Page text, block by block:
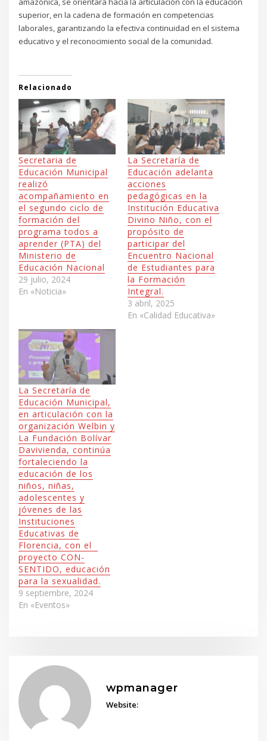
superior, en la cadena de formación en competencias
laborales, garantizando la efectiva continuidad en el sistema
educativo y el reconocimiento social de la comunidad.
Relacionado
Secretaria de
Educación Municipal
realizó
acompañamiento en
el segundo ciclo de
formación del
programa todos a
aprender (PTA) del
Ministerio de
Educación Nacional
29 julio, 2024
En «Noticia»
La Secretaría de
Educación adelanta
acciones
pedagógicas en la
Institución Educativa
Divino Niño, con el
propósito de
participar del
Encuentro Nacional
de Estudiantes para
la Formación
Integral.
3 abril, 2025
En «Calidad Educativa»
La Secretaría de
Educación Municipal,
en articulación con la
organización Welbin y
La Fundación Bolívar
Davivienda, continúa
fortaleciendo la
educación de los
niños, niñas,
adolescentes y
jóvenes de las
Instituciones
Educativas de
Florencia, con el
proyecto CON-
SENTIDO, educación
para la sexualidad.
9 septiembre, 2024
En «Eventos»
wpmanager
Website: